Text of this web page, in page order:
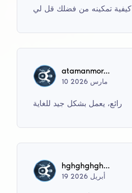
كيفية تمكينه من فضلك قل لي
atamanmoroz
10 مارس
رائع، يعمل بشكل جيد للغاية
hghghghgh110
19 أبريل